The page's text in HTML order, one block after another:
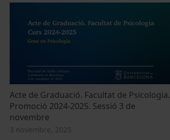
Acte de Graduació. Facultat de Psicologia.
Promoció 2024-2025. Sessió 3 de
novembre
3 novembre, 2025